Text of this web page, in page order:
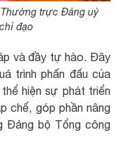
trực Đảng uỷ
đạo
và đầy tự hào. Đây
trình phấn đấu của
hiện sự phát triển
chế, góp phần nâng
Đảng bộ Tổng công